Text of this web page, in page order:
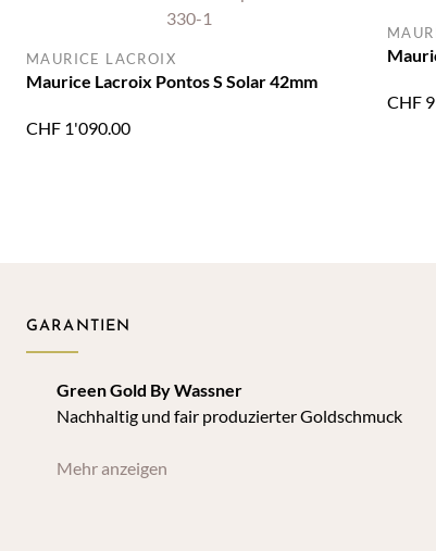
Maurice Lacroix Pontos S Solar 42mm
MAURICE LACROIX
CHF 1'090.00
CHF
GARANTIEN
Green Gold By Wassner
Nachhaltig und fair produzierter Goldschmuck
Mehr anzeigen